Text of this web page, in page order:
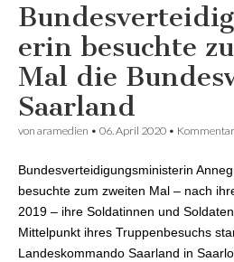
erin besuchte
Mal die
Saarland
von aramedien • 06. April 2020 •
Bundesverteidigungsministerin
besuchte zum zweiten Mal – nach
2019 – ihre Soldatinnen und
Mittelpunkt ihres Truppenbesuchs
Landeskommando Saarland in